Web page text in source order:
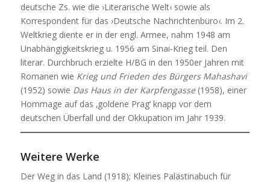
deutsche Zs. wie die ›Literarische Welt‹ sowie als
Korrespondent für das ›Deutsche Nachrichtenbüro‹. Im 2.
Weltkrieg diente er in der engl. Armee, nahm 1948 am
Unabhängigkeitskrieg u. 1956 am Sinai-Krieg teil. Den
literar. Durchbruch erzielte H/BG in den 1950er Jahren mit
Romanen wie Krieg und Frieden des Bürgers Mahashavi
(1952) sowie Das Haus in der Karpfengasse(1958), einer
Hommage auf das ‚goldene Prag‘ knapp vor dem
deutschen Überfall und der Okkupation im Jahr 1939.
Weitere Werke
Der Weg in das Land (1918); Kleines Palästinabuch für